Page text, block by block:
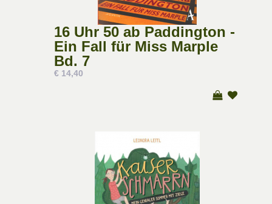
16 Uhr 50 ab Paddington -
Ein Fall für Miss Marple
Bd. 7
€ 14,40